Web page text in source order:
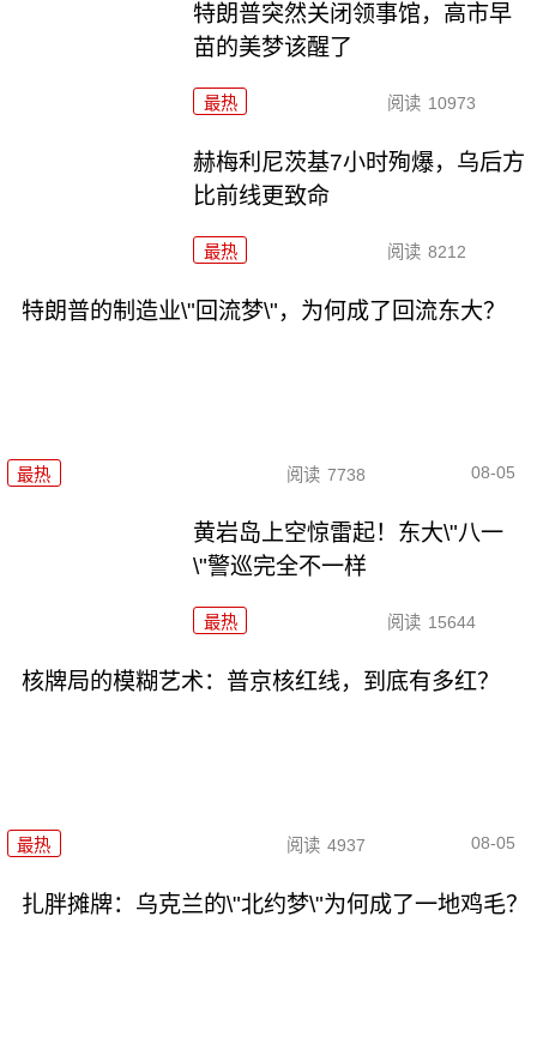
特朗普突然关闭领事馆，高市早
苗的美梦该醒了
最热 阅读 10973
赫梅利尼茨基7小时殉爆，乌后方
比前线更致命
最热 阅读 8212
特朗普的制造业\"回流梦\"，为何成了回流东大？
最热 阅读 7738 08-05
黄岩岛上空惊雷起！东大\"八一
\"警巡完全不一样
最热 阅读 15644
核牌局的模糊艺术：普京核红线，到底有多红？
最热 阅读 4937 08-05
扎胖摊牌：乌克兰的\"北约梦\"为何成了一地鸡毛？